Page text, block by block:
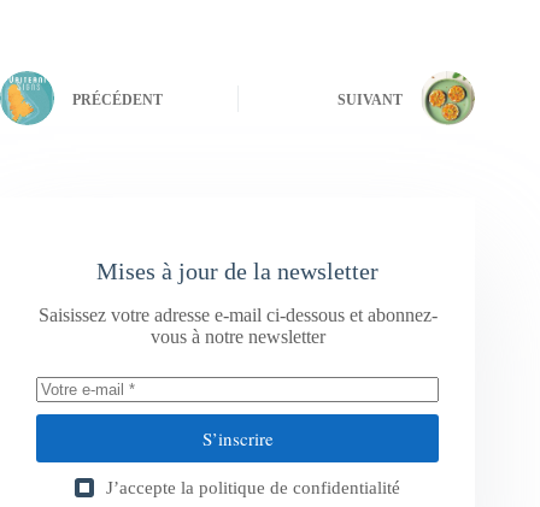
PRÉCÉDENT SUIVANT
Mises à jour de la newsletter
Saisissez votre adresse e-mail ci-dessous et abonnez-
vous à notre newsletter
S’inscrire
J’accepte la politique de confidentialité